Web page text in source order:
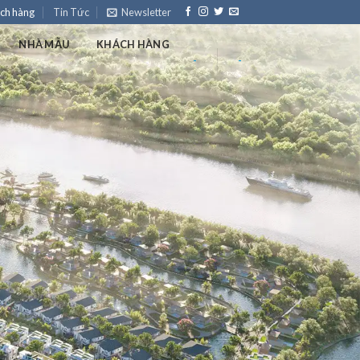
hàng Tin Tức Newsletter
NHÀ MẪU
KHÁCH HÀNG
-
-